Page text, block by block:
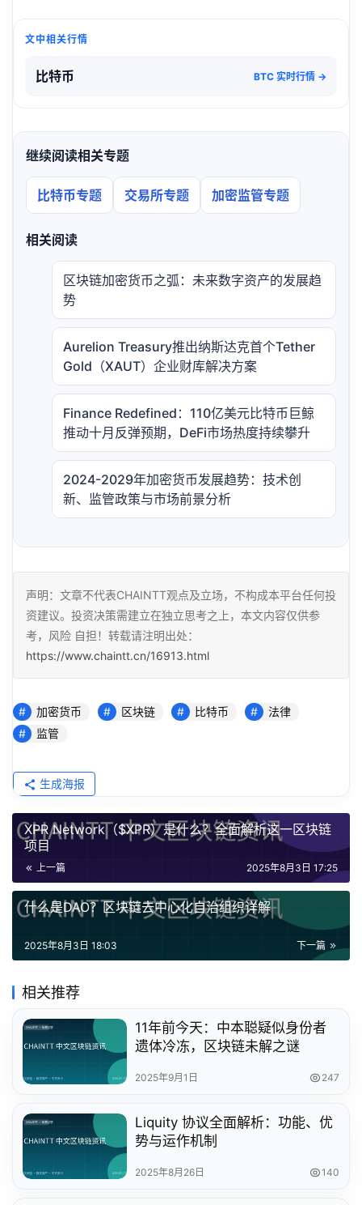
文中相关行情
比特币 BTC 实时行情 →
继续阅读相关专题
比特币专题 交易所专题 加密监管专题
相关阅读
区块链加密货币之弧：未来数字资产的发展趋
势
Aurelion Treasury推出纳斯达克首个Tether
Gold（XAUT）企业财库解决方案
Finance Redefined：110亿美元比特币巨鲸
推动十月反弹预期，DeFi市场热度持续攀升
2024-2029年加密货币发展趋势：技术创
新、监管政策与市场前景分析
声明：文章不代表CHAINTT观点及立场，不构成本平台任何投
资建议。投资决策需建立在独立思考之上，本文内容仅供参
考，风险 自担！转载请注明出处：
https://www.chaintt.cn/16913.html
加密货币 区块链 比特币
法律
监管
生成海报
XPR Network（$XPR）是什么？全面解析这一区块链
项目
上一篇 2025年8月3日 17:25
什么是DAO？区块链去中心化自治组织详解
下一篇
2025年8月3日 18:03
相关推荐
11年前今天：中本聪疑似身份者
遗体冷冻，区块链未解之谜
2025年9月1日 247
Liquity 协议全面解析：功能、优
势与运作机制
2025年8月26日 140